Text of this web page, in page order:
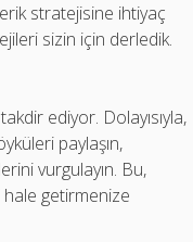
stratejisine ihtiyaç
sizin için derledik.
ediyor. Dolayısıyla,
paylaşın,
vurgulayın. Bu,
hale getirmenize